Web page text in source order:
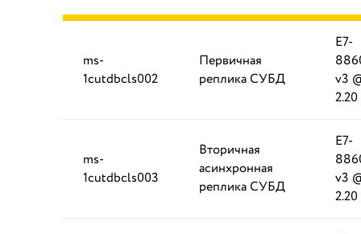
ms-
1cutdbcls002
Первичная
реплика СУБД
E7-
v3
2.20
ms-
1cutdbcls003
Вторичная
асинхронная
реплика СУБД
E7-
v3
2.20